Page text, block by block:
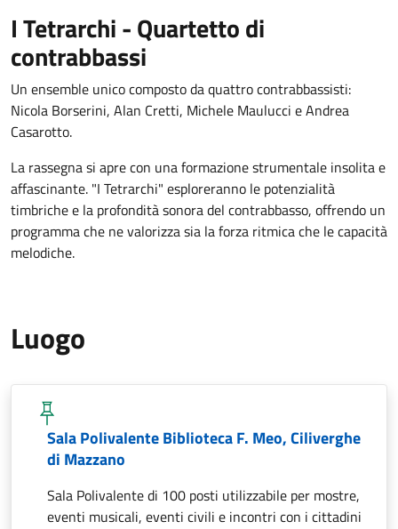
I Tetrarchi - Quartetto di
contrabbassi
Un ensemble unico composto da quattro contrabbassisti:
Nicola Borserini, Alan Cretti, Michele Maulucci e Andrea
Casarotto.
La rassegna si apre con una formazione strumentale insolita e
affascinante. "I Tetrarchi" esploreranno le potenzialità
timbriche e la profondità sonora del contrabbasso, offrendo un
programma che ne valorizza sia la forza ritmica che le capacità
melodiche.
Luogo
Sala Polivalente Biblioteca F. Meo, Ciliverghe
di Mazzano
Sala Polivalente di 100 posti utilizzabile per mostre,
eventi musicali, eventi civili e incontri con i cittadini